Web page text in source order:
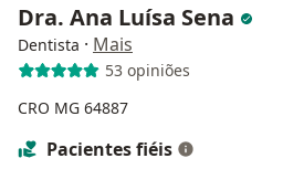
Dra. Ana Luísa Sena
Dentista · Mais
53 opiniões
CRO MG 64887
Pacientes fiéis